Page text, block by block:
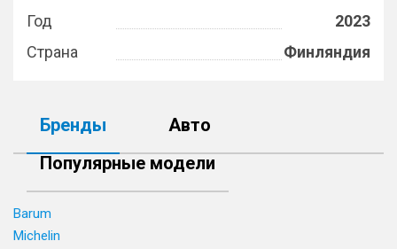
Год
2023
Страна
Финляндия
Бренды
Авто
Популярные модели
Barum
Michelin